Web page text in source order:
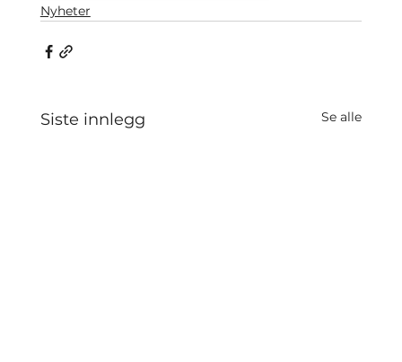
Nyheter
Siste innlegg Se alle